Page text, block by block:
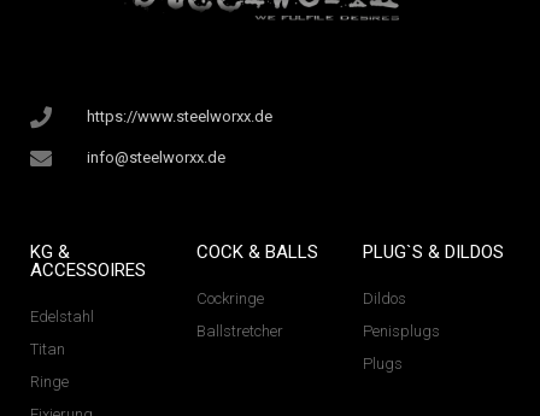
https://www.steelworxx.de
info@steelworxx.de
KG &
ACCESSOIRES
Edelstahl
Titan
Ringe
COCK & BALLS
Cockringe
Ballstretcher
PLUG`S & DILDOS
Dildos
Penisplugs
Plugs